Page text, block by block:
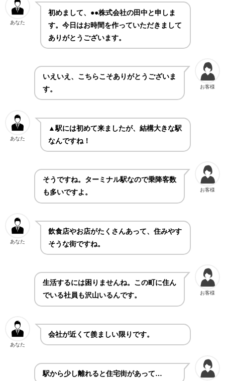
あなた
初めまして、●●株式会社の田中と申しま
す。今日はお時間を作っていただきまして
ありがとうございます。
お客様
いえいえ、こちらこそありがとうございま
す。
あなた
▲駅には初めて来ましたが、結構大きな駅
なんですね！
お客様
そうですね。ターミナル駅なので乗降客数
も多いですよ。
あなた
飲食店やお店がたくさんあって、住みやす
そうな街ですね。
お客様
生活するには困りませんね。この町に住ん
でいる社員も沢山いるんです。
あなた
会社が近くて羨ましい限りです。
駅から少し離れると住宅街があって…